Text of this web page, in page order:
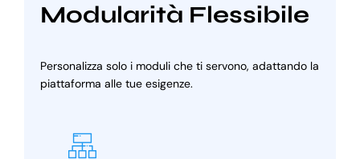
Modularità Flessibile
Personalizza solo i moduli che ti servono, adattando la
piattaforma alle tue esigenze.